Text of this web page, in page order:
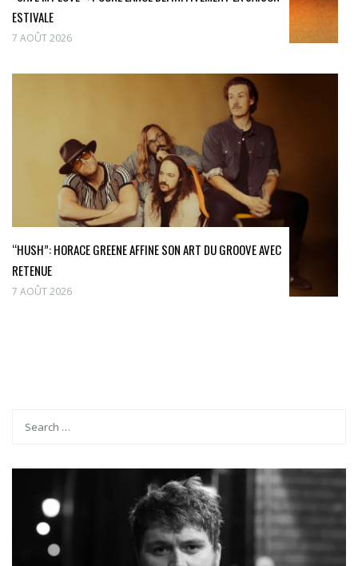
ESTIVALE
7 AOÛT 2026
“HUSH”: HORACE GREENE AFFINE SON ART DU GROOVE AVEC
RETENUE
7 AOÛT 2026